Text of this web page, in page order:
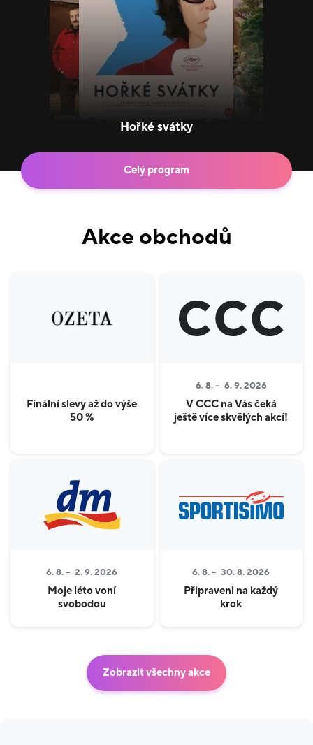
Hořké svátky
Celý program
Akce obchodů
Finální slevy až do výše
50 %
6. 8. – 6. 9. 2026
V CCC na Vás čeká
ještě více skvělých akcí!
6. 8. – 2. 9. 2026
Moje léto voní
svobodou
6. 8. – 30. 8. 2026
Připraveni na každý
krok
Zobrazit všechny akce